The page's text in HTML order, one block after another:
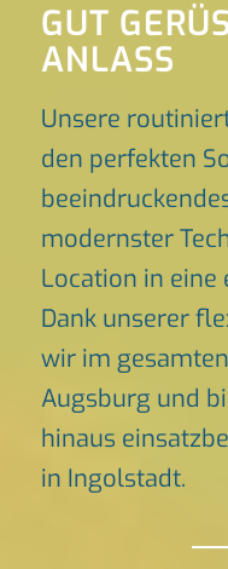
GUT
ANLASS
Unsere
den perfekten
modernster
Location in eine
Dank unserer
wir im
Augsburg und
hinaus
in Ingolstadt.